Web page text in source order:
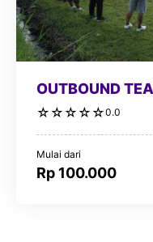
OUTBOUND
☆ ☆ ☆ ☆ ☆0.0
Mulai dari
Rp 100.000